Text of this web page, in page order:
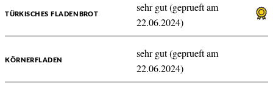
TÜRKISCHES FLADENBROT
sehr gut (geprueft am
22.06.2024)
KÖRNERFLADEN
sehr gut (geprueft am
22.06.2024)